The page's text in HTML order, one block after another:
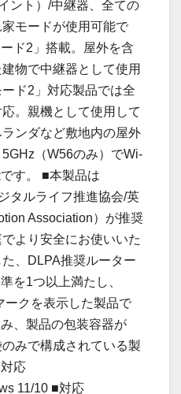
ント）/中継器、全ての
モードが使用可能で
ド2」搭載。屋外を含
物で中継器として使用
ド2」対応製品では全
。親機として使用して
ンダなど敷地内の屋外
（W56のみ）でWi-
す。 ■本製品は
タルライフ推進協会/英
Association）が推奨
より安全にお使いいた
、DLPA推奨ルーター
を1つ以上満たし、
ークを表示した製品で
、製品の包装容器が
みで構成されている製
応
11/10 ■対応